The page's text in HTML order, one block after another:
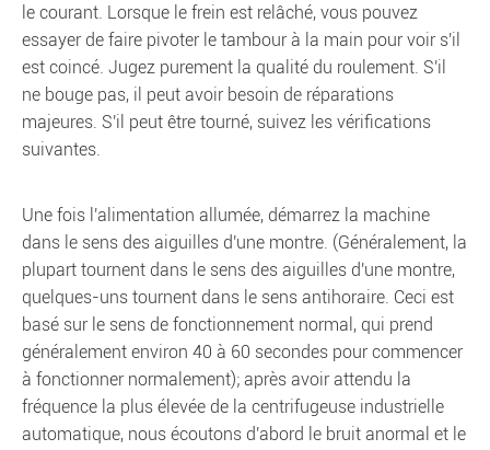
le courant. Lorsque le frein est relâché, vous pouvez
essayer de faire pivoter le tambour à la main pour voir s'il
est coincé. Jugez purement la qualité du roulement. S'il
ne bouge pas, il peut avoir besoin de réparations
majeures. S'il peut être tourné, suivez les vérifications
suivantes.
Une fois l'alimentation allumée, démarrez la machine
dans le sens des aiguilles d'une montre. (Généralement, la
plupart tournent dans le sens des aiguilles d'une montre,
quelques-uns tournent dans le sens antihoraire. Ceci est
basé sur le sens de fonctionnement normal, qui prend
généralement environ 40 à 60 secondes pour commencer
à fonctionner normalement); après avoir attendu la
fréquence la plus élevée de la centrifugeuse industrielle
automatique, nous écoutons d'abord le bruit anormal et le